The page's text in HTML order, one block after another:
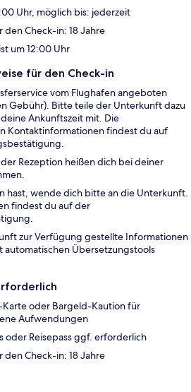
Uhr, möglich bis: jederzeit
Check-in: 18 Jahre
um 12:00 Uhr
für den Check-in
vom Flughafen angeboten
Gebühr). Bitte teile der Unterkunft dazu
Ankunftszeit mit. Die
Kontaktinformationen findest du auf
Rezeption heißen dich bei deiner
hast, wende dich bitte an die Unterkunft.
findest du auf der
zur Verfügung gestellte Informationen
Übersetzungstools
Karte oder Bargeld-Kaution für
Aufwendungen
oder Reisepass ggf. erforderlich
Check-in: 18 Jahre